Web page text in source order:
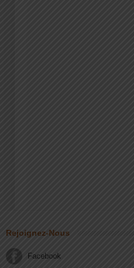
Rejoignez-Nous
Facebook